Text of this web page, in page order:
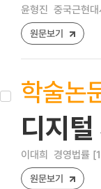
윤형진 중국근현
원문보기
학술논
디지
이대희 경영법률
원문보기